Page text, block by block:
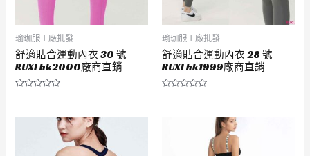
瑜珈服工廠批發
舒適貼合運動內衣 30 號
RUXI hk2000廠商直銷
瑜珈服工廠批發
舒適貼合運動內衣 28 號
RUXI hk1999廠商直銷